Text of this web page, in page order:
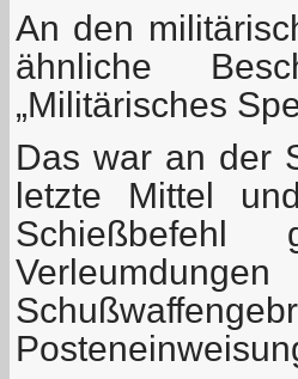
An den
ähnliche
„Militärisches
Das war an der
letzte Mittel